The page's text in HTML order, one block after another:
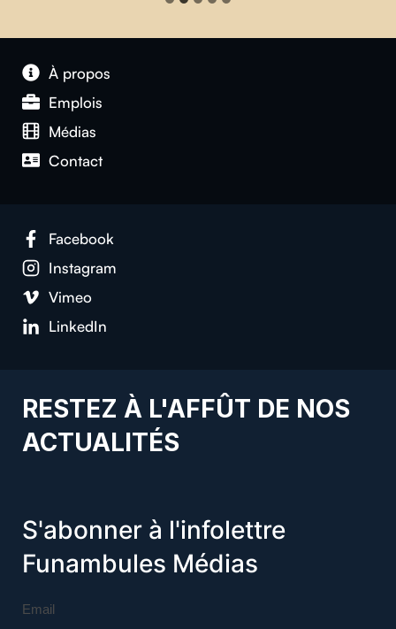
À propos
Emplois
Médias
Contact
Facebook
Instagram
Vimeo
LinkedIn
RESTEZ À L'AFFÛT DE NOS
ACTUALITÉS
S'abonner à l'infolettre
Funambules Médias
Email